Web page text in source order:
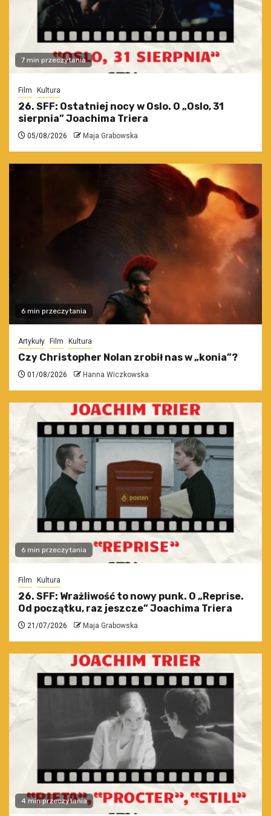
7 min przeczytania
Film Kultura
26. SFF: Ostatniej nocy w Oslo. O „Oslo, 31
sierpnia” Joachima Triera
05/08/2026 Maja Grabowska
6 min przeczytania
Artykuły Film Kultura
Czy Christopher Nolan zrobił nas w „konia”?
01/08/2026 Hanna Wiczkowska
6 min przeczytania
Film Kultura
26. SFF: Wrażliwość to nowy punk. O „Reprise.
Od początku, raz jeszcze” Joachima Triera
21/07/2026 Maja Grabowska
4 min przeczytania